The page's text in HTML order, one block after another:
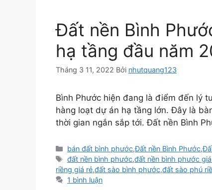
Đất nền Bình
hạ tầng đầu năm
Tháng 3 11, 2022 Bởi nhutquang123
Bình Phước hiện đang là điểm đến lý
hàng loạt dự án hạ tầng lớn. Đây là
thời gian ngắn sắp tới. Đất nền Bình
Danh
mục
bán đất bình phước,Đất nền Bình Phước,
Thẻ
đất nền bình phước,đất nền bình phước
riềng giá rẻ,đất sào bình phước,đất sào phú
1 bình luận